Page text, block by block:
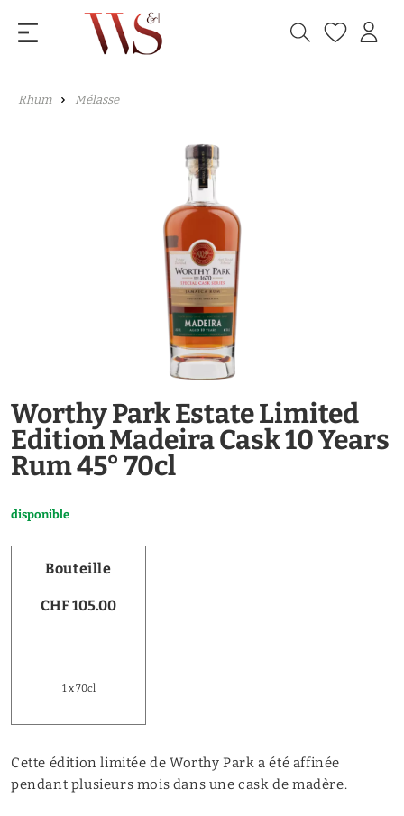
Rhum Mélasse
Worthy Park Estate Limited
Edition Madeira Cask 10 Years
Rum 45° 70cl
disponible
Bouteille
CHF 105.00
1 x 70cl
Cette édition limitée de Worthy Park a été affinée
pendant plusieurs mois dans une cask de madère.